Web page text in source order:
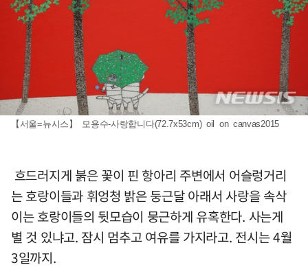
【서울=뉴시스】 모용수-사랑합니다(72.7x53cm) oil on canvas2015
흐드러지게 붉은 꽃이 핀 항아리 주변에서 어슬렁거리
는 호랑이들과 휘엉청 밝은 둥근달 아래서 사랑을 속삭
이는 호랑이들의 뒷모습이 뭉근하게 유혹한다. 사는게
별 것 있냐고. 잠시 멈추고 여유를 가지라고. 전시는 4월
3일까지.